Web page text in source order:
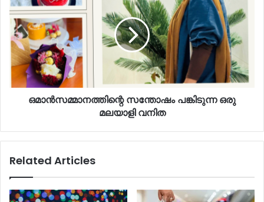
ഒമാൻസമ്മാനത്തിന്റെ സന്തോഷം പങ്കിടുന്ന ഒരു
മലയാളി വനിത
Related Articles